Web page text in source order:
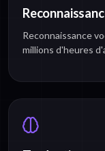
Reconnaissance
millions d'heures